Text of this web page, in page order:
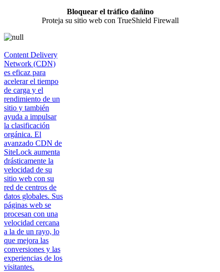
Bloquear el tráfico dañino
Proteja su sitio web con TrueShield Firewall
Content Delivery
Network (CDN)
es eficaz para
acelerar el tiempo
de carga y el
rendimiento de un
sitio y también
ayuda a impulsar
la clasificación
orgánica. El
avanzado CDN de
SiteLock aumenta
drásticamente la
velocidad de su
sitio web con su
red de centros de
datos globales. Sus
páginas web se
procesan con una
velocidad cercana
a la de un rayo, lo
que mejora las
conversiones y las
experiencias de los
visitantes.